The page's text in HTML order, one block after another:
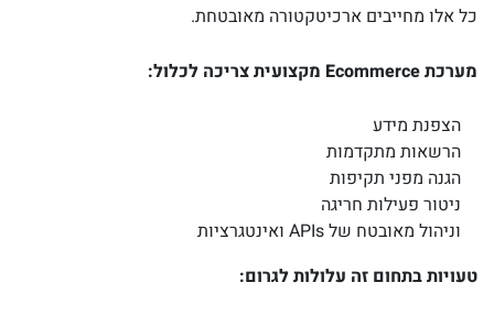
כל אלו מחייבים ארכיטקטורה מאובטחת.
מערכת Ecommerce מקצועית צריכה לכלול:
הצפנת מידע
הרשאות מתקדמות
הגנה מפני תקיפות
ניטור פעילות חריגה
וניהול מאובטח של APIs ואינטגרציות
טעויות בתחום זה עלולות לגרום: